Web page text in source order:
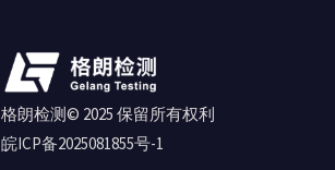
格朗检测© 2025 保留所有权利
皖ICP备2025081855号-1